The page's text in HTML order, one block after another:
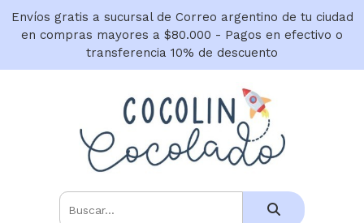
Envíos gratis a sucursal de Correo argentino de tu ciudad
en compras mayores a $80.000 - Pagos en efectivo o
transferencia 10% de descuento